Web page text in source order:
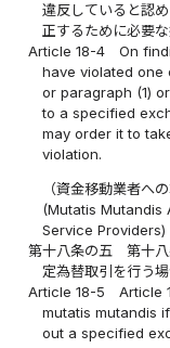
違反していると認
正するために必要
Article 18-4
On
have violated one
or paragraph (1)
to a specified
may order it to
violation.
（資金移動業者への
(Mutatis Mutandis
Service Providers)
第十八条の五
第十
定為替取引を行う
Article 18-5
Article
mutatis mutandis
out a specified